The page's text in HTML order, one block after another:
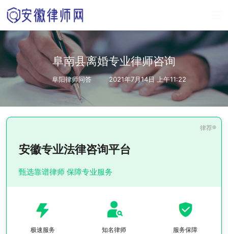
阜南县离婚专业律师咨询
阜阳律师问答 2021年7月14日 上午11:22
安徽专业法律咨询平台
甄选靠谱律师 保障专业服务
极速服务 知名律师 服务保障